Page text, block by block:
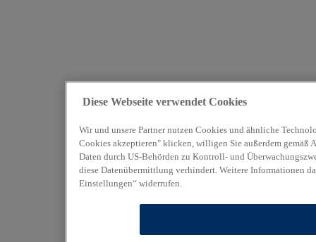
Diese Webseite verwendet Cookies
Wir und unsere Partner nutzen Cookies und ähnliche
Cookies akzeptieren" klicken, willigen Sie außerdem gemäß
Daten durch US-Behörden zu Kontroll- und
diese Datenübermittlung verhindert. Weitere Informationen
Einstellungen“ widerrufen.